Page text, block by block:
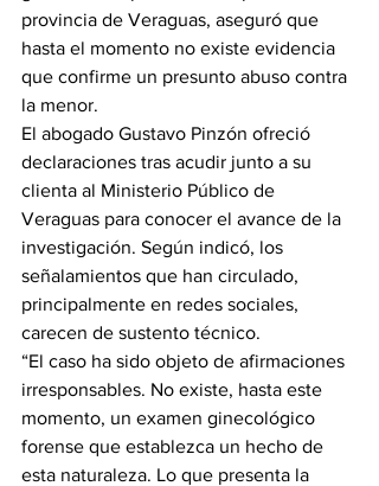
provincia de Veraguas, aseguró que
hasta el momento no existe evidencia
que confirme un presunto abuso contra
la menor.
El abogado Gustavo Pinzón ofreció
declaraciones tras acudir junto a su
clienta al Ministerio Público de
Veraguas para conocer el avance de la
investigación. Según indicó, los
señalamientos que han circulado,
principalmente en redes sociales,
carecen de sustento técnico.
“El caso ha sido objeto de afirmaciones
irresponsables. No existe, hasta este
momento, un examen ginecológico
forense que establezca un hecho de
esta naturaleza. Lo que presenta la